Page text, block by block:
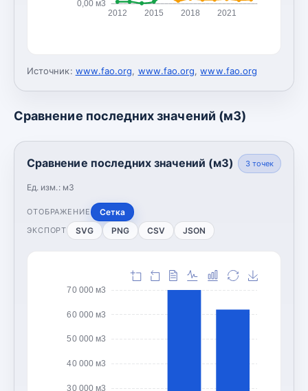
0,00 м3
2012 2015 2018 2021
Источник: www.fao.org, www.fao.org,www.fao.org
Сравнение последних значений (м3)
Сравнение последних значений (м3)
Ед. изм.: м3
3точек
ОТОБРАЖЕНИЕ Сетка
ЭКСПОРТ SVG PNG CSV JSON
30 000 м3
40 000 м3
50 000 м3
60 000 м3
70 000 м3